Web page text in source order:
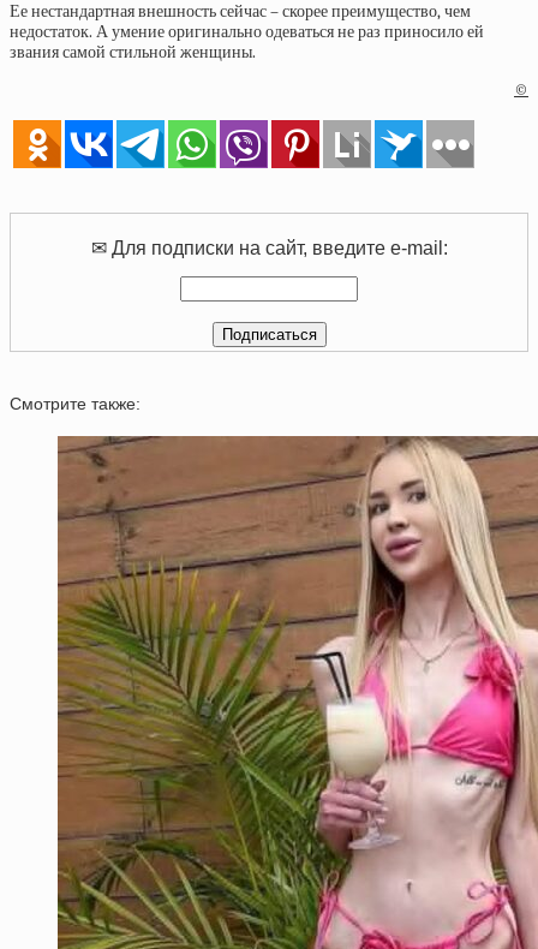
Ее нестандартная внешность сейчас – скорее преимущество, чем
недостаток. А умение оригинально одеваться не раз приносило ей
звания самой стильной женщины.
©
✉ Для подписки на сайт, введите e-mail:
Смотрите также: